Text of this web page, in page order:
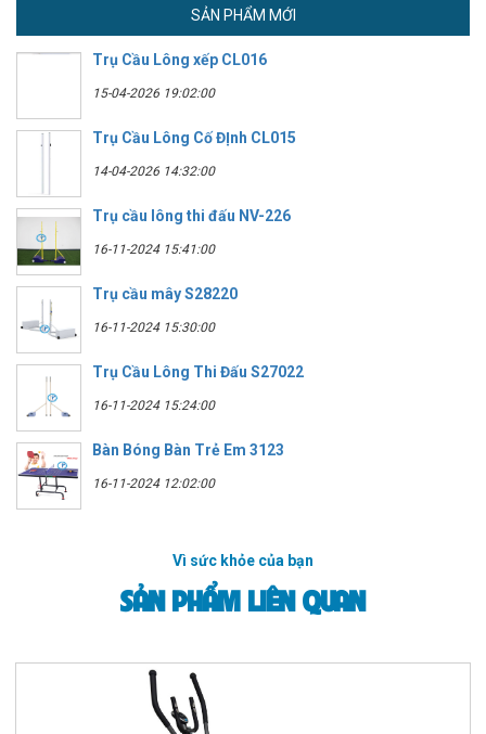
SẢN PHẨM MỚI
Trụ Cầu Lông xếp CL016
15-04-2026 19:02:00
Trụ Cầu Lông Cố ĐỊnh CL015
14-04-2026 14:32:00
Trụ cầu lông thi đấu NV-226
16-11-2024 15:41:00
Trụ cầu mây S28220
16-11-2024 15:30:00
Trụ Cầu Lông Thi Đấu S27022
16-11-2024 15:24:00
Bàn Bóng Bàn Trẻ Em 3123
16-11-2024 12:02:00
Vì sức khỏe của bạn
SẢN PHẨM LIÊN QUAN